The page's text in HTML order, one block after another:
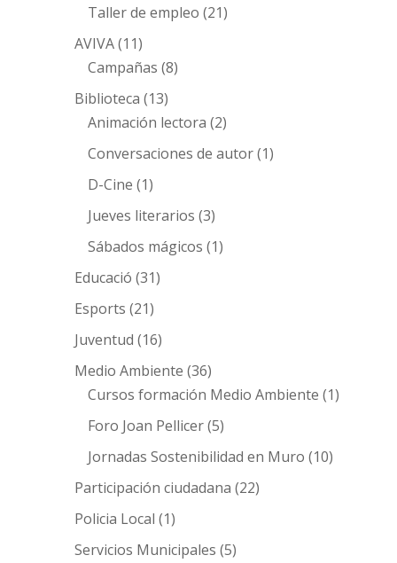
Taller de empleo (21)
AVIVA(11)
Campañas (8)
Biblioteca (13)
Animación lectora (2)
Conversaciones de autor(1)
D-Cine (1)
Jueves literarios (3)
Sábados mágicos (1)
Educació (31)
Esports (21)
Juventud (16)
Medio Ambiente (36)
Cursos formación Medio Ambiente (1)
Foro Joan Pellicer(5)
Jornadas Sostenibilidad en Muro (10)
Participación ciudadana (22)
Policia Local (1)
Servicios Municipales (5)